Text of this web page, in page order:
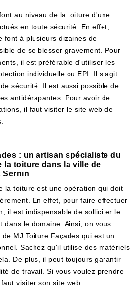
au niveau de la toiture d'une
en toute sécurité. En effet,
font à plusieurs dizaines de
de se blesser gravement. Pour
il est préférable d'utiliser les
individuelle ou EPI. Il s'agit
sécurité. Il est aussi possible de
antidérapantes. Pour avoir de
il faut visiter le site web de
: un artisan spécialiste du
la toiture dans la ville de
Sernin
la toiture est une opération qui doit
En effet, pour faire effectuer
il est indispensable de solliciter le
dans le domaine. Ainsi, on vous
MJ Toiture Façades qui est un
Sachez qu'il utilise des matériels
De plus, il peut toujours garantir
de travail. Si vous voulez prendre
visiter son site web.